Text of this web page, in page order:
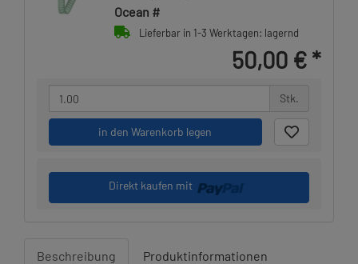
Ocean #
Lieferbar in 1-3 Werktagen: lagernd
50,00 € *
Stk.
in den Warenkorb legen
Direkt kaufen mit
Beschreibung Produktinformationen